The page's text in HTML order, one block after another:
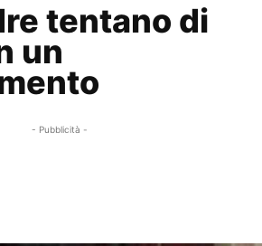
tentano di
un
- Pubblicità -